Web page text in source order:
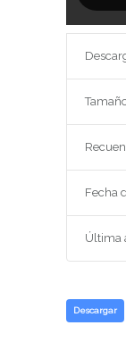
Fecha
Última
Descargar